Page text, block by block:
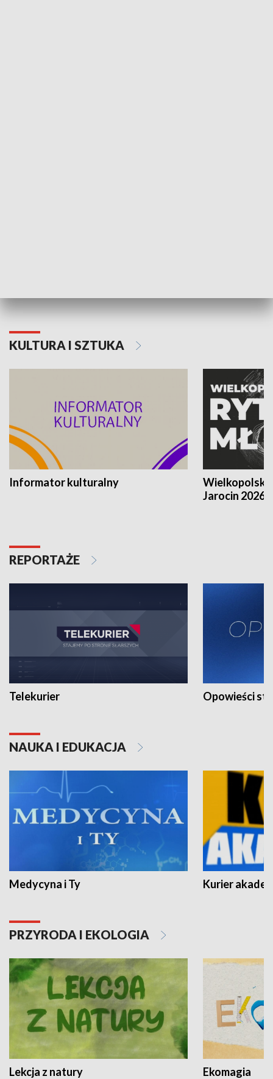
KULTURA I SZTUKA
Informator kulturalny
Jarocin 2026
REPORTAŻE
Telekurier Opowieści
NAUKA I EDUKACJA
Medycyna i Ty Kurier
PRZYRODA I EKOLOGIA
Lekcja z natury Ekomagia